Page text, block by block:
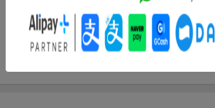
児童虐待の闇に迫るサンデー真剣ドラマシリ